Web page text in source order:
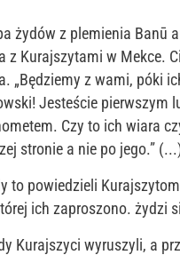
żydów z plemienia Banū
z Kurajszytami w Mekce.
„Będziemy z wami, póki
Jesteście pierwszym
Czy to ich wiara
stronie a nie po jego.”
to powiedzieli
ich zaproszono. żydzi
Kurajszyci wyruszyli, a